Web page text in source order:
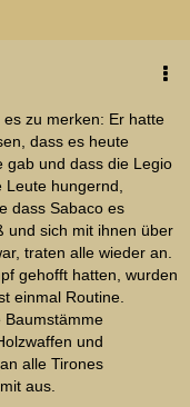
zu merken: Er hatte
dass es heute
gab und dass die Legio
hungernd,
dass Sabaco es
und sich mit ihnen über
traten alle wieder an.
gehofft hatten, wurden
einmal Routine.
Baumstämme
und
alle Tirones
aus.